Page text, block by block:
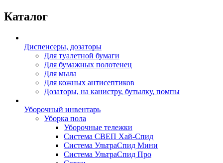
Каталог
Диспенсеры, дозаторы
Для туалетной бумаги
Для бумажных полотенец
Для мыла
Для кожных антисептиков
Дозаторы, на канистру, бутылку, помпы
Уборочный инвентарь
Уборка пола
Уборочные тележки
Система СВЕП Хай-Спид
Система УльтраСпид Мини
Система УльтраСпид Про